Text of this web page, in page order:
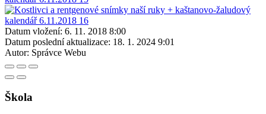
Datum vložení: 6. 11. 2018 8:00
Datum poslední aktualizace: 18. 1. 2024 9:01
Autor: Správce Webu
Škola